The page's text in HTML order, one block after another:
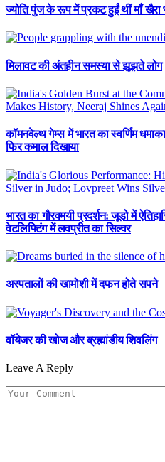
ज्योति पुंज के रूप में प्रकट हुईं थीं माँ खैरा
मिलावट की अंतहीन समस्या से झूझते लोग
कॉमनवेल्थ गेम्स में भारत का स्वर्णिम
फिर कमाल दिखाया
भारत का गौरवमयी प्रदर्शन: जूडो में
वेटलिफ्टिंग में लवप्रीत का सिल्वर
अस्पतालों की खामोशी में दफन होते सपने
वॉयेजर की खोज और ब्रह्मांडीय शिवलिंग
Leave A Reply